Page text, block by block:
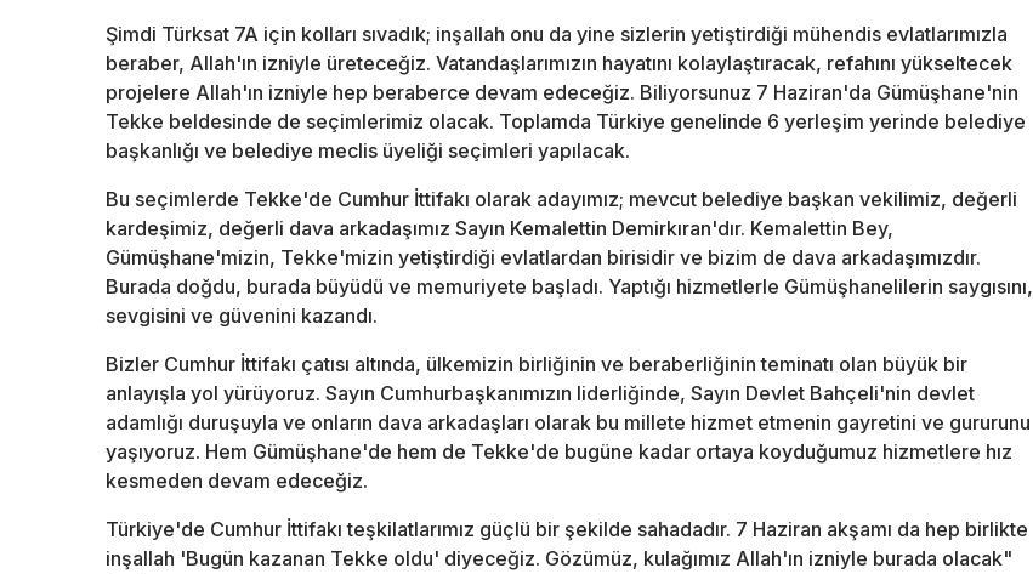
Şimdi Türksat 7A için kolları sıvadık; inşallah onu da yine sizlerin yetiştirdiği mühendis evlatlarımızla
beraber, Allah'ın izniyle üreteceğiz. Vatandaşlarımızın hayatını kolaylaştıracak, refahını yükseltecek
projelere Allah'ın izniyle hep beraberce devam edeceğiz. Biliyorsunuz 7 Haziran'da Gümüşhane'nin
Tekke beldesinde de seçimlerimiz olacak. Toplamda Türkiye genelinde 6 yerleşim yerinde belediye
başkanlığı ve belediye meclis üyeliği seçimleri yapılacak.
Bu seçimlerde Tekke'de Cumhur İttifakı olarak adayımız; mevcut belediye başkan vekilimiz, değerli
kardeşimiz, değerli dava arkadaşımız Sayın Kemalettin Demirkıran'dır. Kemalettin Bey,
Gümüşhane'mizin, Tekke'mizin yetiştirdiği evlatlardan birisidir ve bizim de dava arkadaşımızdır.
Burada doğdu, burada büyüdü ve memuriyete başladı. Yaptığı hizmetlerle Gümüşhanelilerin saygısını,
sevgisini ve güvenini kazandı.
Bizler Cumhur İttifakı çatısı altında, ülkemizin birliğinin ve beraberliğinin teminatı olan büyük bir
anlayışla yol yürüyoruz. Sayın Cumhurbaşkanımızın liderliğinde, Sayın Devlet Bahçeli'nin devlet
adamlığı duruşuyla ve onların dava arkadaşları olarak bu millete hizmet etmenin gayretini ve gururunu
yaşıyoruz. Hem Gümüşhane'de hem de Tekke'de bugüne kadar ortaya koyduğumuz hizmetlere hız
kesmeden devam edeceğiz.
Türkiye'de Cumhur İttifakı teşkilatlarımız güçlü bir şekilde sahadadır. 7 Haziran akşamı da hep birlikte
inşallah 'Bugün kazanan Tekke oldu' diyeceğiz. Gözümüz, kulağımız Allah'ın izniyle burada olacak"